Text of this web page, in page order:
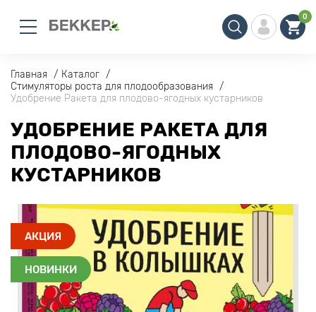
0
Главная
Каталог
Стимуляторы роста для плодообразования
Удобрение Ракета для плодово-ягодных кустарников
УДОБРЕНИЕ РАКЕТА ДЛЯ
ПЛОДОВО-ЯГОДНЫХ
КУСТАРНИКОВ
АКЦИЯ
НОВИНКИ